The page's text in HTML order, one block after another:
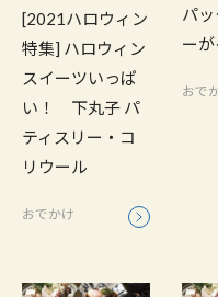
[2021ハロウィン
特集] ハロウィン
スイーツいっぱ
い！ 下丸子 パ
ティスリー・コ
リウール
おでかけ
パ
ー
おで